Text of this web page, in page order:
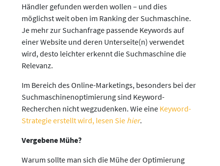
Händler gefunden werden wollen – und dies
möglichst weit oben im Ranking der Suchmaschine.
Je mehr zur Suchanfrage passende Keywords auf
einer Website und deren Unterseite(n) verwendet
wird, desto leichter erkennt die Suchmaschine die
Relevanz.
Im Bereich des Online-Marketings, besonders bei der
Suchmaschinenoptimierung sind Keyword-
Recherchen nicht wegzudenken. Wie eine Keyword-
Strategie erstellt wird, lesen Sie hier.
Vergebene Mühe?
Warum sollte man sich die Mühe der Optimierung